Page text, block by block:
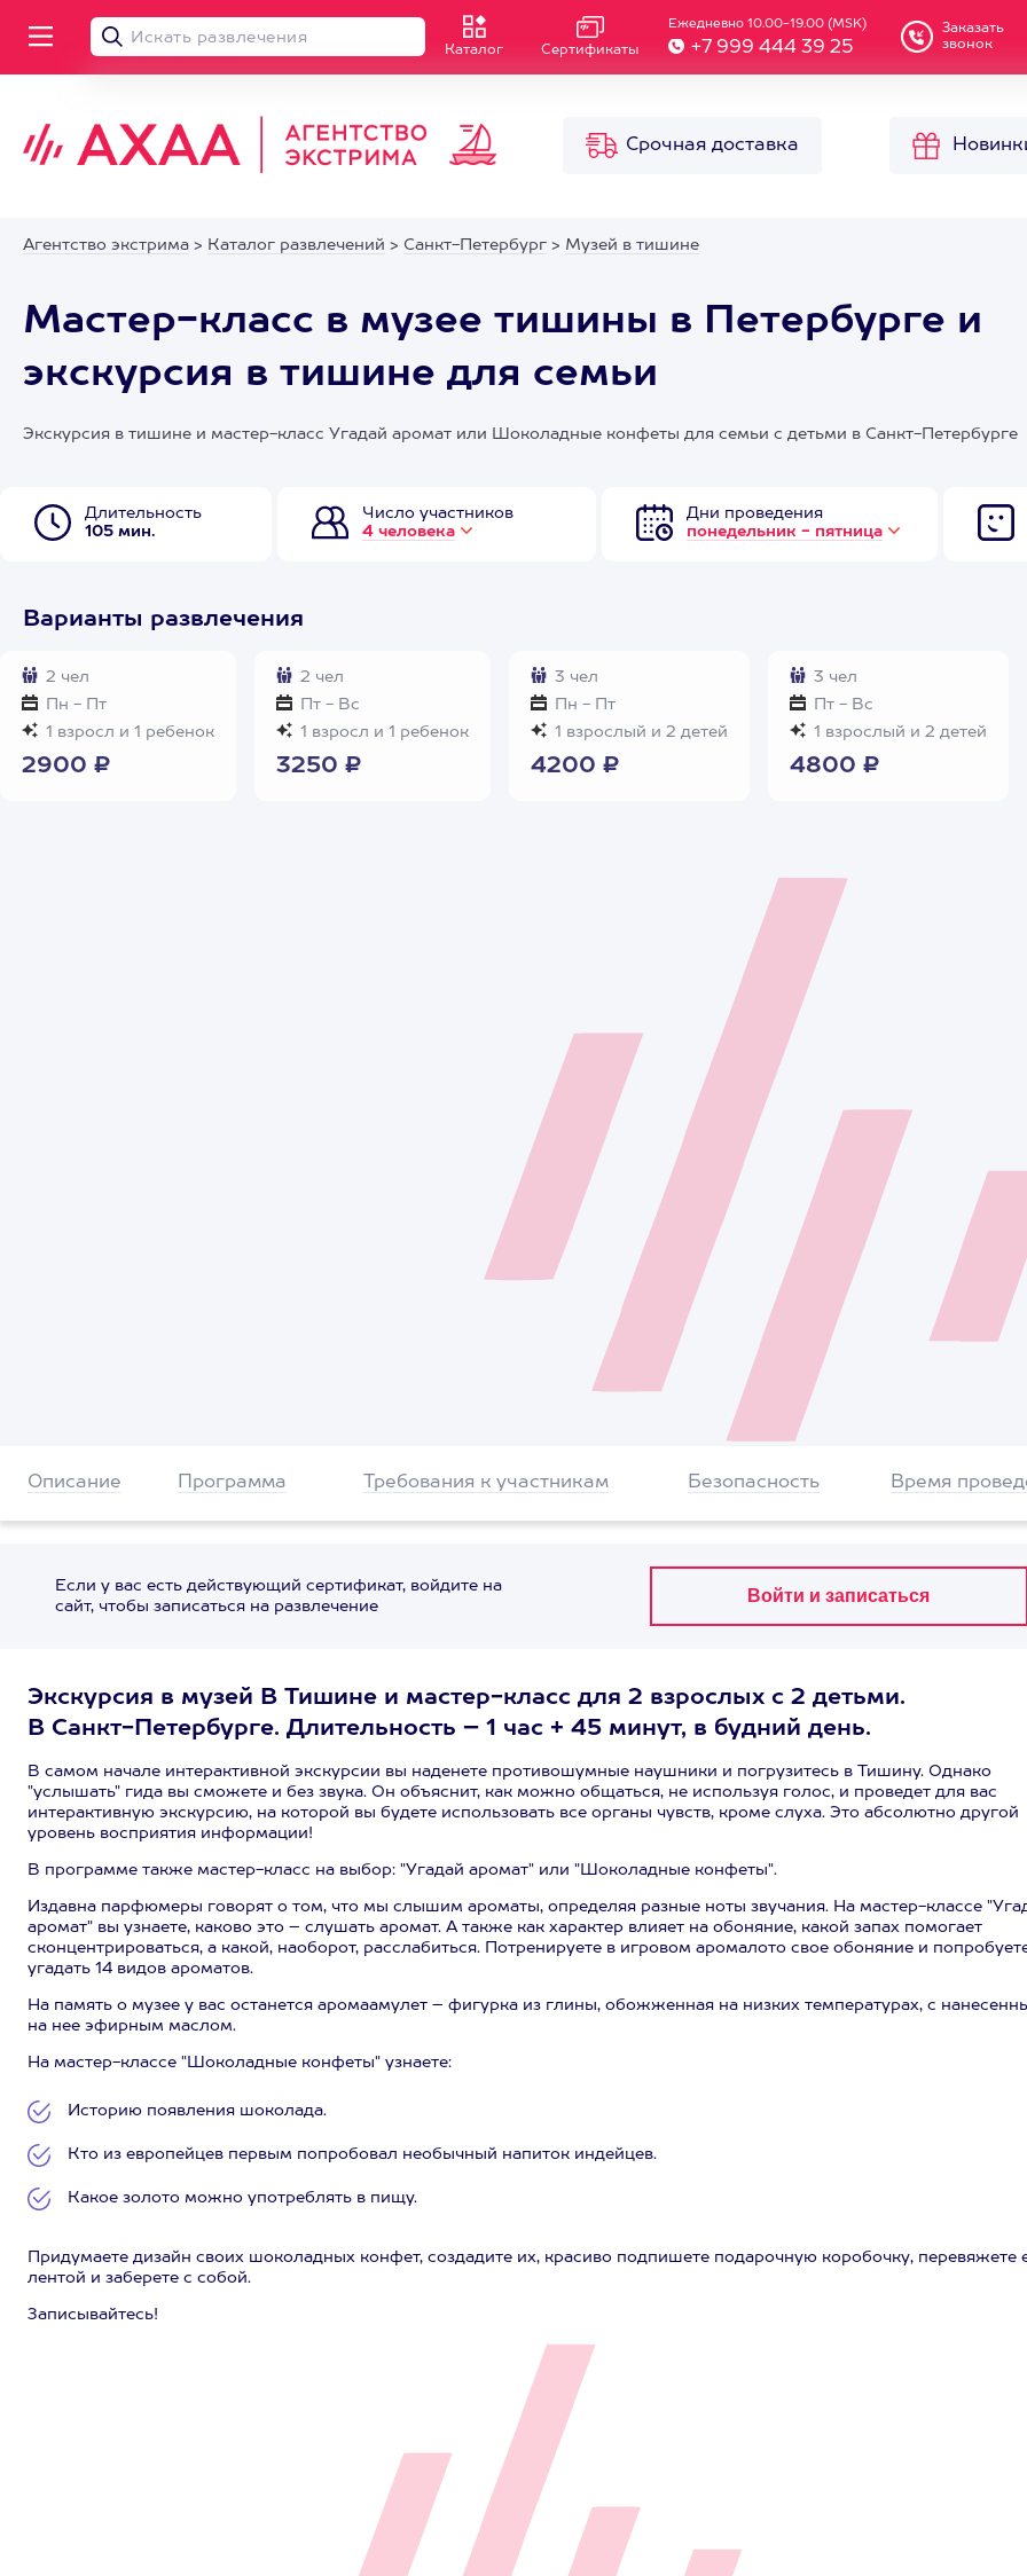
Каталог Сертификаты
Ежедневно 10.00-19.00 (MSK)
+7 999 444 39 25
Заказать
звонок
Срочная доставка
Агентство экстрима > Каталог развлечений > Санкт-Петербург > Музей в тишине
Мастер-класс в музее тишины в Петербурге и
экскурсия в тишине для семьи
Экскурсия в тишине и мастер-класс Угадай аромат или Шоколадные конфеты для семьи с детьми в Санкт-Петербурге
Длительность
105 мин.
Число участников
4 человека
Дни проведения
понедельник - пятница
Варианты развлечения
2 чел
Пн - Пт
1 взросл и 1 ребенок
2900 ₽
2 чел
Пт - Вс
1 взросл и 1 ребенок
3250 ₽
3 чел
Пн - Пт
1 взрослый и 2 детей
4200 ₽
3 чел
Пт - Вс
1 взрослый и 2 детей
4800 ₽
Описание Программа Требования к участникам Безопасность Время
Если у вас есть действующий сертификат, войдите на
сайт, чтобы записаться на развлечение
Экскурсия в музей В Тишине и мастер-класс для 2 взрослых с 2 детьми.
В Санкт-Петербурге. Длительность – 1 час + 45 минут, в будний день.
В самом начале интерактивной экскурсии вы наденете противошумные наушники и погрузитесь в Тишину. Однако
"услышать" гида вы сможете и без звука. Он объяснит, как можно общаться, не используя голос, и проведет для вас
интерактивную экскурсию, на которой вы будете использовать все органы чувств, кроме слуха. Это абсолютно другой
уровень восприятия информации!
В программе также мастер-класс на выбор: "Угадай аромат" или "Шоколадные конфеты".
Издавна парфюмеры говорят о том, что мы слышим ароматы, определяя разные ноты звучания. На мастер-классе
аромат" вы узнаете, каково это – слушать аромат. А также как характер влияет на обоняние, какой запах помогает
сконцентрироваться, а какой, наоборот, расслабиться. Потренируете в игровом аромалото свое обоняние и
угадать 14 видов ароматов.
На память о музее у вас останется аромаамулет – фигурка из глины, обожженная на низких температурах, с
на нее эфирным маслом.
На мастер-классе "Шоколадные конфеты" узнаете:
Историю появления шоколада.
Кто из европейцев первым попробовал необычный напиток индейцев.
Какое золото можно употреблять в пищу.
Придумаете дизайн своих шоколадных конфет, создадите их, красиво подпишете подарочную коробочку, перевяжете
лентой и заберете с собой.
Записывайтесь!